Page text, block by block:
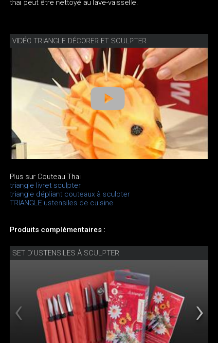
thaï peut être nettoyé au lave-vaisselle.
VIDÉO TRIANGLE DÉCORER ET SCULPTER
Plus sur Couteau Thaï
triangle livret sculpter
triangle dépliant couteaux à sculpter
TRIANGLE ustensiles de cuisine
Produits complémentaires :
SET D’USTENSILES À SCULPTER